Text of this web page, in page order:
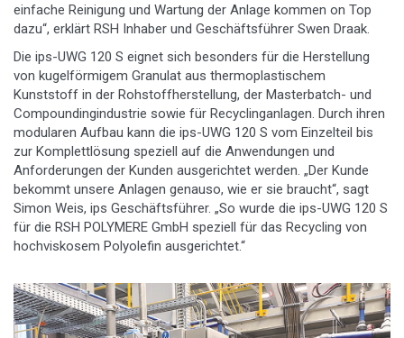
einfache Reinigung und Wartung der Anlage kommen on Top
dazu“, erklärt RSH Inhaber und Geschäftsführer Swen Draak.
Die ips-UWG 120 S eignet sich besonders für die Herstellung
von kugelförmigem Granulat aus thermoplastischem
Kunststoff in der Rohstoffherstellung, der Masterbatch- und
Compoundingindustrie sowie für Recyclinganlagen. Durch ihren
modularen Aufbau kann die ips-UWG 120 S vom Einzelteil bis
zur Komplettlösung speziell auf die Anwendungen und
Anforderungen der Kunden ausgerichtet werden. „Der Kunde
bekommt unsere Anlagen genauso, wie er sie braucht“, sagt
Simon Weis, ips Geschäftsführer. „So wurde die ips-UWG 120 S
für die RSH POLYMERE GmbH speziell für das Recycling von
hochviskosem Polyolefin ausgerichtet.“